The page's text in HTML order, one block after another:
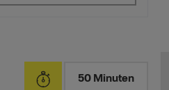
50 Minuten